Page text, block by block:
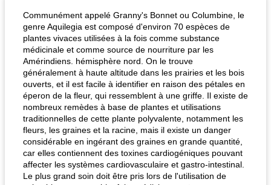
Communément appelé Granny's Bonnet ou Columbine, le
genre Aquilegia est composé d'environ 70 espèces de
plantes vivaces utilisées à la fois comme substance
médicinale et comme source de nourriture par les
Amérindiens. hémisphère nord. On le trouve
généralement à haute altitude dans les prairies et les bois
ouverts, et il est facile à identifier en raison des pétales en
éperon de la fleur, qui ressemblent à une griffe. Il existe de
nombreux remèdes à base de plantes et utilisations
traditionnelles de cette plante polyvalente, notamment les
fleurs, les graines et la racine, mais il existe un danger
considérable en ingérant des graines en grande quantité,
car elles contiennent des toxines cardiogéniques pouvant
affecter les systèmes cardiovasculaire et gastro-intestinal.
Le plus grand soin doit être pris lors de l'utilisation de